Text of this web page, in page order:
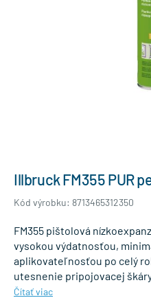
Illbruck FM355 PUR
Kód výrobku: 8713465312350
FM355 pištolová
vysokou výdatnosťou,
aplikovateľnosťou po celý
utesnenie pripojovacej
Čítať viac